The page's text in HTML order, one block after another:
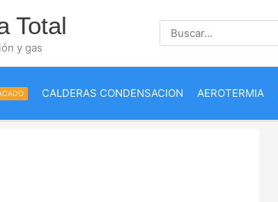
Total
y gas
Buscar
por:
CALDERAS CONDENSACION AEROTERMIA